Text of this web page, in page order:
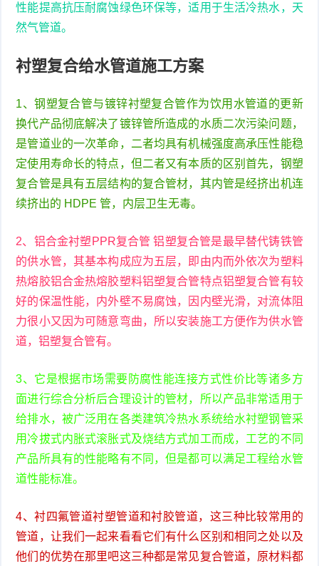
性能提高抗压耐腐蚀绿色环保等，适用于生活冷热水，天
然气管道。
衬塑复合给水管道施工方案
1、钢塑复合管与镀锌衬塑复合管作为饮用水管道的更新
换代产品彻底解决了镀锌管所造成的水质二次污染问题，
是管道业的一次革命，二者均具有机械强度高承压性能稳
定使用寿命长的特点，但二者又有本质的区别首先，钢塑
复合管是具有五层结构的复合管材，其内管是经挤出机连
续挤出的 HDPE 管，内层卫生无毒。
2、铝合金衬塑PPR复合管 铝塑复合管是最早替代铸铁管
的供水管，其基本构成应为五层，即由内而外依次为塑料
热熔胶铝合金热熔胶塑料铝塑复合管特点铝塑复合管有较
好的保温性能，内外壁不易腐蚀，因内壁光滑，对流体阻
力很小又因为可随意弯曲，所以安装施工方便作为供水管
道，铝塑复合管有。
3、它是根据市场需要防腐性能连接方式性价比等诸多方
面进行综合分析后合理设计的管材，所以产品非常适用于
给排水，被广泛用在各类建筑冷热水系统给水衬塑钢管采
用冷拔式内胀式滚胀式及烧结方式加工而成，工艺的不同
产品所具有的性能略有不同，但是都可以满足工程给水管
道性能标准。
4、衬四氟管道衬塑管道和衬胶管道，这三种比较常用的
管道，让我们一起来看看它们有什么区别和相同之处以及
他们的优势在那里吧这三种都是常见复合管道，原材料都